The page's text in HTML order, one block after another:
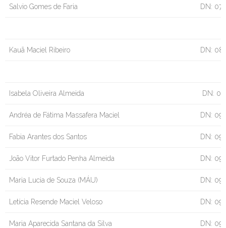
Salvio Gomes de Faria DN:
Kauã Maciel Ribeiro DN:
Isabela Oliveira Almeida DN:
Andréa de Fátima Massafera Maciel DN:
Fabia Arantes dos Santos DN:
João Vitor Furtado Penha Almeida DN:
Maria Lucia de Souza (MÁU) DN:
Letícia Resende Maciel Veloso DN:
Maria Aparecida Santana da Silva DN: